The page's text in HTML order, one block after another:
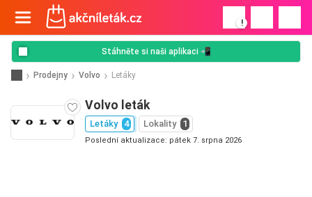
!
Stáhněte si naši aplikaci 📲
Prodejny Volvo Letáky
Volvo leták
Letáky 4 Lokality 1
Poslední aktualizace: pátek 7. srpna 2026